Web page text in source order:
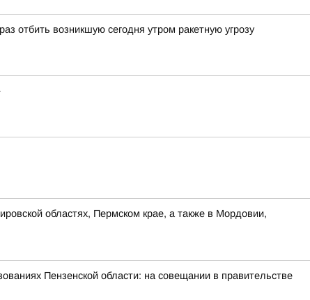
отбить возникшую сегодня утром ракетную угрозу
областях, Пермском крае, а также в Мордовии,
Пензенской области: на совещании в правительстве